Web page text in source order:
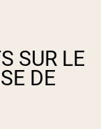
SUR LE
DE